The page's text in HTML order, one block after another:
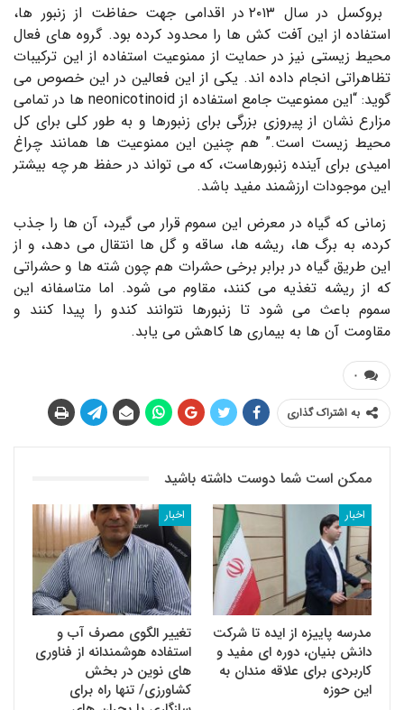
بروکسل در سال ۲۰۱۳ در اقدامی جهت حفاظت از زنبور ها،
استفاده از این آفت کش ها را محدود کرده بود. گروه های فعال
محیط زیستی نیز در حمایت از ممنوعیت استفاده از این ترکیبات
تظاهراتی انجام داده اند. یکی از این فعالین در این خصوص می
گوید: “این ممنوعیت جامع استفاده از neonicotinoid ها در تمامی
مزارع نشان از پیروزی بزرگی برای زنبورها و به طور کلی برای کل
محیط زیست است.” هم چنین این ممنوعیت ها همانند چراغ
امیدی برای آینده زنبورهاست، که می تواند در حفظ هر چه بیشتر
این موجودات ارزشمند مفید باشد.
زمانی که گیاه در معرض این سموم قرار می گیرد، آن ها را جذب
کرده، به برگ‏ ها، ریشه ها، ساقه و گل ها انتقال می دهد، و از
این طریق گیاه در برابر برخی حشرات هم چون شته‏ ها و حشراتی
که از ریشه تغذیه می کنند، مقاوم می شود. اما متاسفانه این
سموم باعث می شود تا زنبورها نتوانند کندو را پیدا کنند و
مقاومت آن ها به بیماری ها کاهش می یابد.
۰
به اشتراک گذاری
ممکن است شما دوست داشته باشید
اخبار
مدرسه پاییزه از ایده تا شرکت
دانش بنیان، دوره ای مفید و
کاربردی برای علاقه مندان به
این حوزه
اخبار
تغییر الگوی مصرف آب و
استفاده هوشمندانه از فناوری
های نوین در بخش
کشاورزی/ تنها راه برای